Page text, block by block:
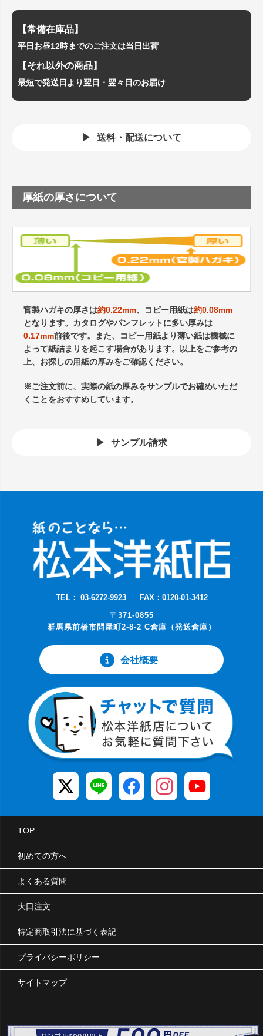
【常備在庫品】
平日お昼12時までのご注文は当日出荷
【それ以外の商品】
最短で発送日より翌日・翌々日のお届け
送料・配送について
厚紙の厚さについて
官製ハガキの厚さは約0.22mm、コピー用紙は約0.08mm
となります。カタログやパンフレットに多い厚みは
0.17mm前後です。また、コピー用紙より薄い紙は機械に
よって紙詰まりを起こす場合があります。以上をご参考の
上、お探しの用紙の厚みをご確認ください。
※ご注文前に、実際の紙の厚みをサンプルでお確めいただ
くことをおすすめしています。
サンプル請求
TEL： 03-6272-9923
FAX：0120-01-3412
〒371-0855
群馬県前橋市問屋町2-8-2 C倉庫（発送倉庫）
会社概要
TOP
初めての方へ
よくある質問
大口注文
特定商取引法に基づく表記
プライバシーポリシー
サイトマップ